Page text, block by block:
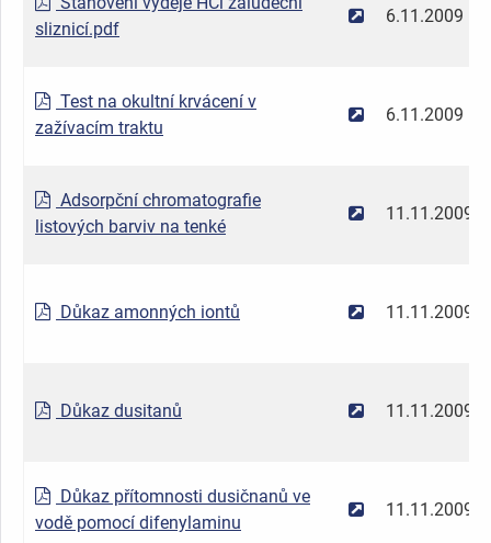
sliznicí.pdf
6.11.2009
Test na okultní krvácení v
zažívacím traktu
6.11.2009
Adsorpční chromatografie
listových barviv na tenké
11.11.2009
Důkaz amonných iontů 11.11.2009
Důkaz dusitanů 11.11.2009
Důkaz přítomnosti dusičnanů ve
vodě pomocí difenylaminu
11.11.2009